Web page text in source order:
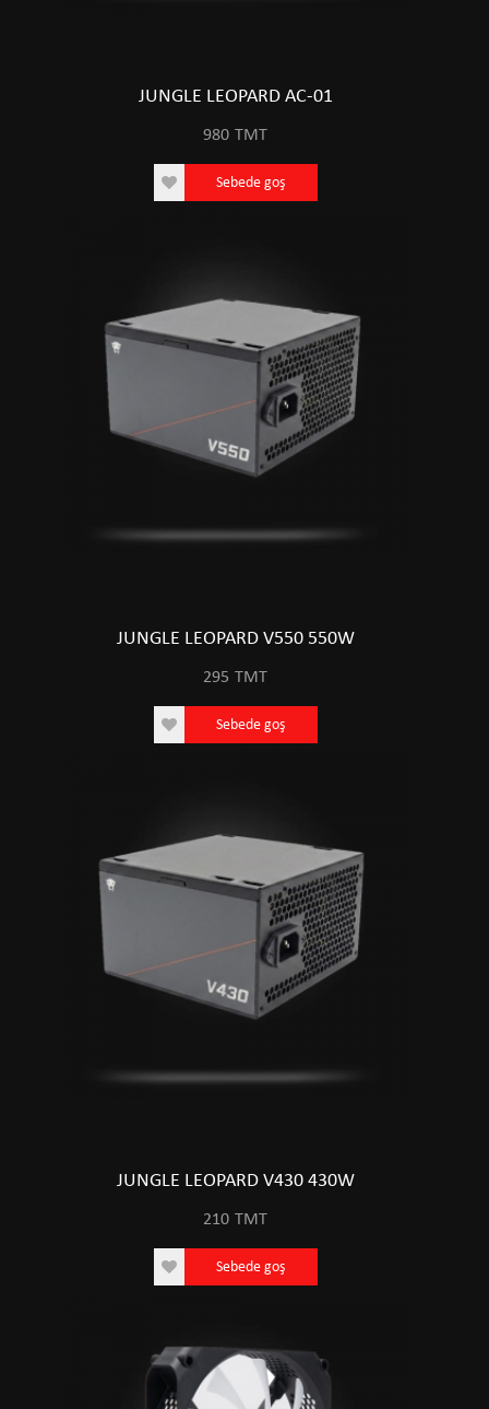
JUNGLE LEOPARD AC-01
980 TMT
Sebede goş
JUNGLE LEOPARD V550 550W
295 TMT
Sebede goş
JUNGLE LEOPARD V430 430W
210 TMT
Sebede goş